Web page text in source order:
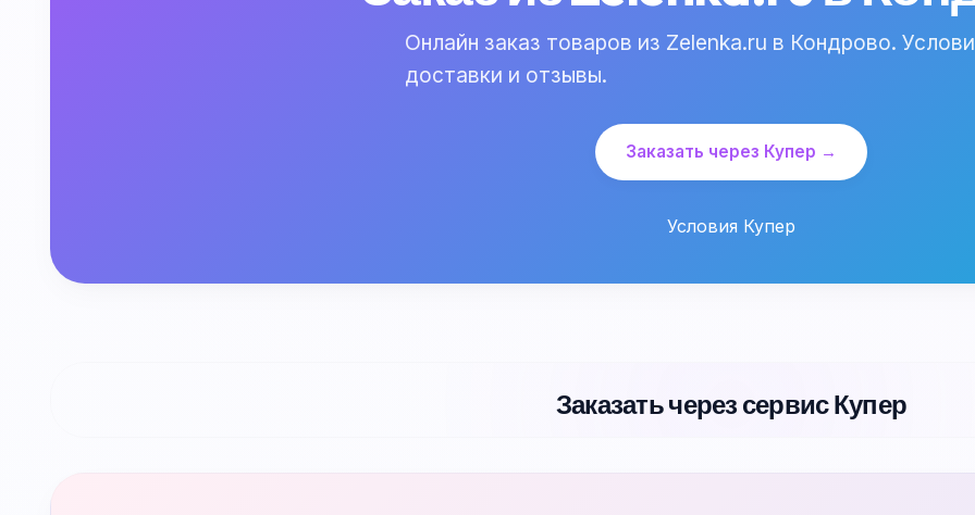
Онлайн заказ товаров из Zelenka.ru в Кондрово.
доставки и отзывы.
Заказать через Купер →
Условия Купер
Заказать через сервис Купер